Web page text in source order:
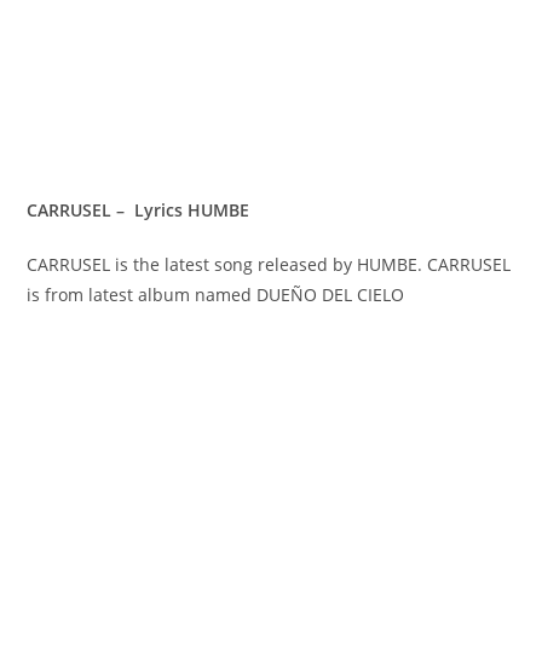
CARRUSEL – Lyrics HUMBE
CARRUSEL is the latest song released by HUMBE. CARRUSEL
is from latest album named DUEÑO DEL CIELO